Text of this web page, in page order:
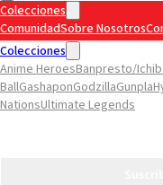
Colecciones
ComunidadSobre Nosotros
Colecciones
Anime HeroesBanpresto/
BallGashaponGodzillaGunpla
NationsUltimate Legends